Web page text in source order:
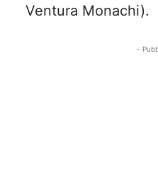
Ventura Monachi).
-